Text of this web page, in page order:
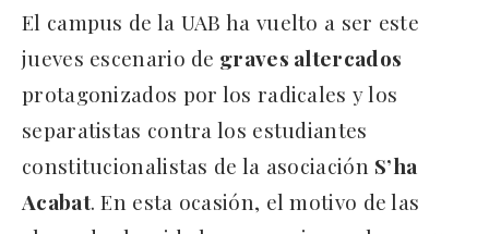
El campus de la UAB ha vuelto a ser este
jueves escenario de graves altercados
protagonizados por los radicales y los
separatistas contra los estudiantes
constitucionalistas de la asociación S’ha
Acabat. En esta ocasión, el motivo de las